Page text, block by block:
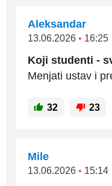
Aleksandar
13.06.2026 • 16:25
Koji studenti -
Menjati ustav i
32 23
Mile
13.06.2026 • 15:14